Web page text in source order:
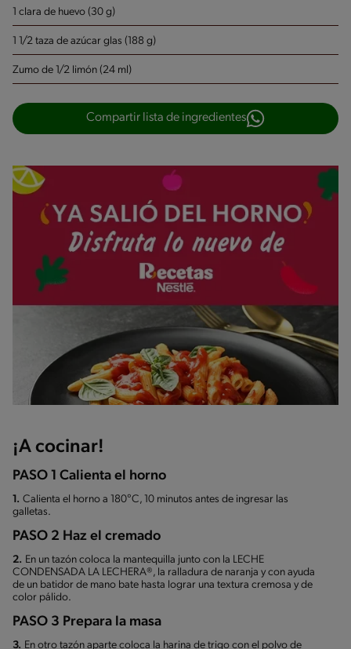
1 clara de huevo (30 g)
1 1/2 taza de azúcar glas (188 g)
Zumo de 1/2 limón (24 ml)
Compartir lista de ingredientes
¡A cocinar!
PASO 1 Calienta el horno
1. Calienta el horno a 180°C, 10 minutos antes de ingresar las
galletas.
PASO 2 Haz el cremado
2. En un tazón coloca la mantequilla junto con la LECHE
CONDENSADA LA LECHERA®, la ralladura de naranja y con ayuda
de un batidor de mano bate hasta lograr una textura cremosa y de
color pálido.
PASO 3 Prepara la masa
3. En otro tazón aparte coloca la harina de trigo con el polvo de